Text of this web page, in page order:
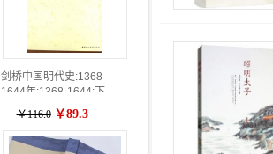
剑桥中国明代史:1368-
1644年:1368-1644:下
卷:part 2
￥116.0 ￥89.3